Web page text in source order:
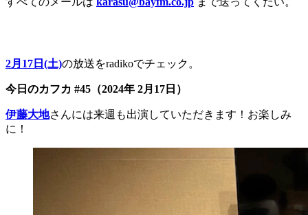
2月17日(土)の放送をradikoでチェック。
今日のカフカ #45（2024年 2月17日）
伊藤大地さんには来週も出演していただきます！お楽しみ
に！